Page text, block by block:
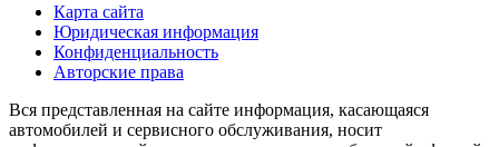
Карта сайта
Юридическая информация
Конфиденциальность
Авторские права
Вся представленная на сайте информация, касающаяся
автомобилей и сервисного обслуживания, носит